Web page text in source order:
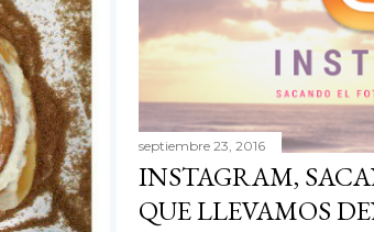
septiembre 23, 2016
INSTAGRAM,
QUE LLEVAMOS